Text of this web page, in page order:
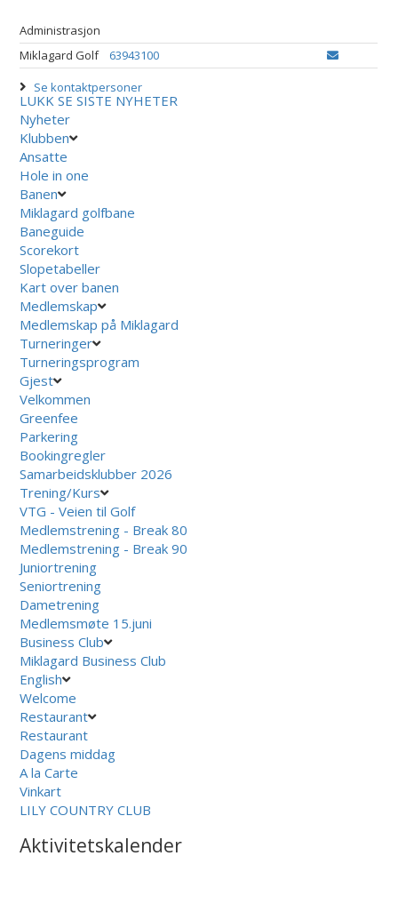
Administrasjon
Miklagard Golf
63943100
Se kontaktpersoner
LUKK SE SISTE NYHETER
Nyheter
Klubben
Ansatte
Hole in one
Banen
Miklagard golfbane
Baneguide
Scorekort
Slopetabeller
Kart over banen
Medlemskap
Medlemskap på Miklagard
Turneringer
Turneringsprogram
Gjest
Velkommen
Greenfee
Parkering
Bookingregler
Samarbeidsklubber 2026
Trening/Kurs
VTG - Veien til Golf
Medlemstrening - Break 80
Medlemstrening - Break 90
Juniortrening
Seniortrening
Dametrening
Medlemsmøte 15.juni
Business Club
Miklagard Business Club
English
Welcome
Restaurant
Restaurant
Dagens middag
A la Carte
Vinkart
LILY COUNTRY CLUB
Aktivitetskalender